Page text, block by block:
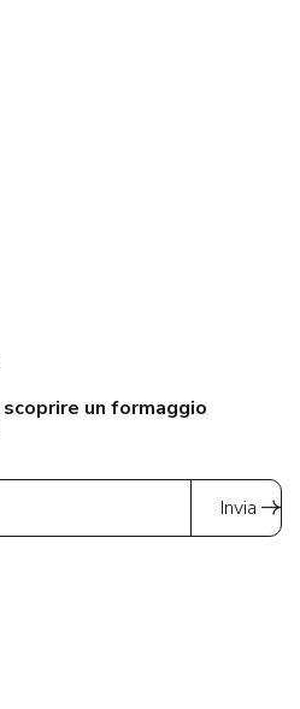
scoprire un formaggio
Invia